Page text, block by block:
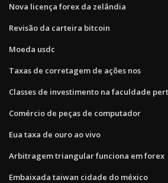
Nova licença forex da zelândia
Revisão da carteira bitcoin
Moeda usdc
Taxas de corretagem de ações nos
Classes de investimento na faculdade
Comércio de peças de computador
Eua taxa de ouro ao vivo
Arbitragem triangular funciona em forex
Embaixada taiwan cidade do méxico